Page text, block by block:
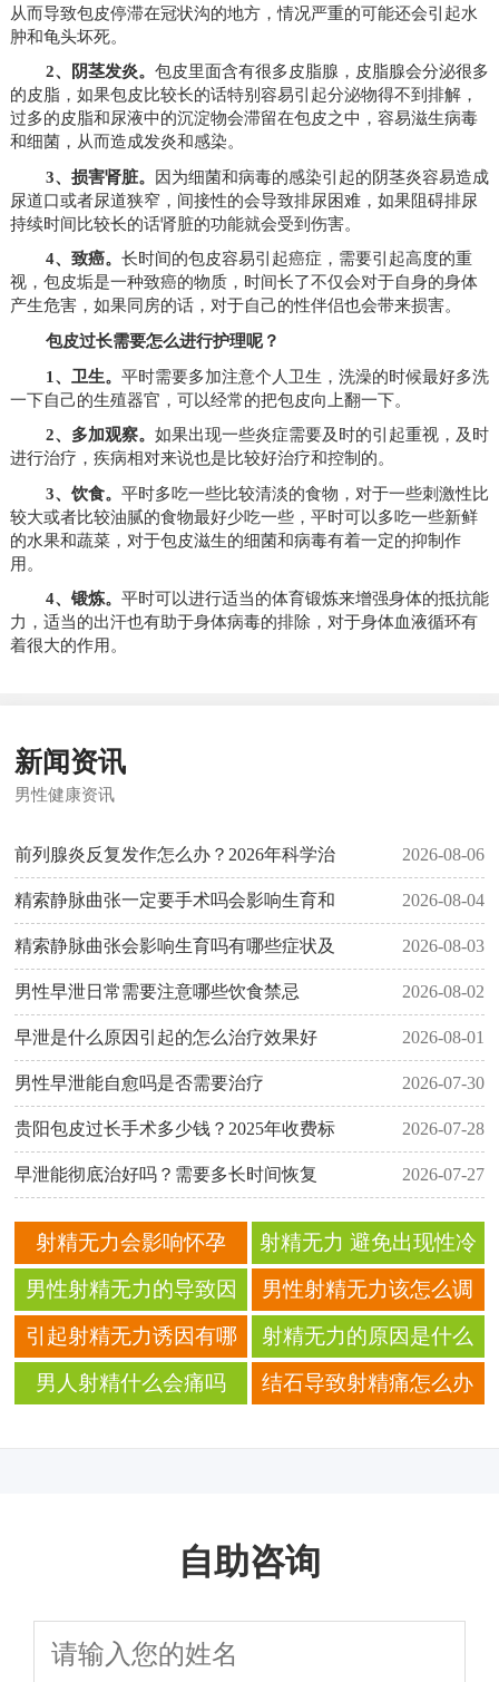
从而导致包皮停滞在冠状沟的地方，情况严重的可能还会引起水
肿和龟头坏死。
2、阴茎发炎。 包皮里面含有很多皮脂腺，皮脂腺会分泌很多
的皮脂，如果包皮比较长的话特别容易引起分泌物得不到排解，
过多的皮脂和尿液中的沉淀物会滞留在包皮之中，容易滋生病毒
和细菌，从而造成发炎和感染。
3、损害肾脏。 因为细菌和病毒的感染引起的阴茎炎容易造成
尿道口或者尿道狭窄，间接性的会导致排尿困难，如果阻碍排尿
持续时间比较长的话肾脏的功能就会受到伤害。
4、致癌。 长时间的包皮容易引起癌症，需要引起高度的重
视，包皮垢是一种致癌的物质，时间长了不仅会对于自身的身体
产生危害，如果同房的话，对于自己的性伴侣也会带来损害。
包皮过长需要怎么进行护理呢？
1、卫生。 平时需要多加注意个人卫生，洗澡的时候最好多洗
一下自己的生殖器官，可以经常的把包皮向上翻一下。
2、多加观察。 如果出现一些炎症需要及时的引起重视，及时
进行治疗，疾病相对来说也是比较好治疗和控制的。
3、饮食。 平时多吃一些比较清淡的食物，对于一些刺激性比
较大或者比较油腻的食物最好少吃一些，平时可以多吃一些新鲜
的水果和蔬菜，对于包皮滋生的细菌和病毒有着一定的抑制作
用。
4、锻炼。 平时可以进行适当的体育锻炼来增强身体的抵抗能
力，适当的出汗也有助于身体病毒的排除，对于身体血液循环有
着很大的作用。
新闻资讯
男性健康资讯
前列腺炎反复发作怎么办？2026年科学治 2026-08-06
精索静脉曲张一定要手术吗会影响生育和 2026-08-04
精索静脉曲张会影响生育吗有哪些症状及 2026-08-03
男性早泄日常需要注意哪些饮食禁忌 2026-08-02
早泄是什么原因引起的怎么治疗效果好 2026-08-01
男性早泄能自愈吗是否需要治疗 2026-07-30
贵阳包皮过长手术多少钱？2025年收费标 2026-07-28
早泄能彻底治好吗？需要多长时间恢复 2026-07-27
射精无力会影响怀孕
吗？ 射精无力的病因和
治疗
射精无力 避免出现性冷
淡
男性射精无力的导致因
素有哪些
男性射精无力该怎么调
节 学会科学的性生活方
式
引起射精无力诱因有哪
些 三种诱发因素要注意
射精无力的原因是什么
射精无力的幕后真凶你
男人射精什么会痛吗 结石导致射精痛怎么办
自助咨询